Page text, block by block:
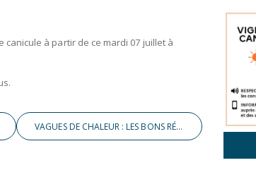
à partir de ce mardi 07 juillet à
VAGUES DE CHALEUR : LES BONS RÉFLEXES